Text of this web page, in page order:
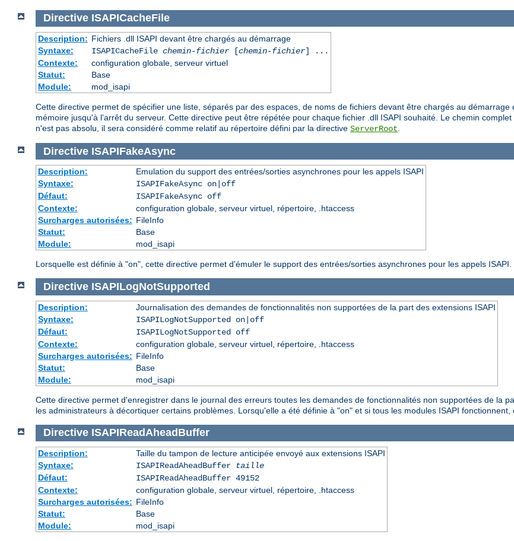
Directive ISAPICacheFile
Description: Fichiers .dll ISAPI devant être chargés au démarrage
Syntaxe:
ISAPICacheFile chemin-fichier[chemin-fichier] ...
Contexte:
configuration globale, serveur virtuel
Statut:
Base
Module:
mod_isapi
Cette directive permet de spécifier une liste, séparés par des espaces, de noms de fichiers devant être chargés au démarrage
mémoire jusqu'à l'arrêt du serveur. Cette directive peut être répétée pour chaque fichier .dll ISAPI souhaité. Le chemin
n'est pas absolu, il sera considéré comme relatif au répertoire défini par la directive ServerRoot
Directive ISAPIFakeAsync
Description:
Emulation du support des entrées/sorties asynchrones pour les appels ISAPI
Syntaxe:
ISAPIFakeAsync on|off
Défaut:
ISAPIFakeAsync off
Contexte:
configuration globale, serveur virtuel, répertoire, .htaccess
Surcharges autorisées: FileInfo
Statut:
Base
Module:
mod_isapi
Lorsquelle est définie à "on", cette directive permet d'émuler le support des entrées/sorties asynchrones pour les appels ISAPI.
Directive ISAPILogNotSupported
Description:
Journalisation des demandes de fonctionnalités non supportées de la part des extensions ISAPI
Syntaxe:
ISAPILogNotSupported on|off
Défaut:
ISAPILogNotSupported off
Contexte:
configuration globale, serveur virtuel, répertoire, .htaccess
Surcharges autorisées: FileInfo
Statut:
Base
Module:
mod_isapi
Cette directive permet d'enregistrer dans le journal des erreurs toutes les demandes de fonctionnalités non supportées de la
les administrateurs à décortiquer certains problèmes. Lorsqu'elle a été définie à "on" et si tous les modules ISAPI fonctionnent,
Directive ISAPIReadAheadBuffer
Description:
Taille du tampon de lecture anticipée envoyé aux extensions ISAPI
Syntaxe:
ISAPIReadAheadBuffer
taille
Défaut:
ISAPIReadAheadBuffer 49152
Contexte:
configuration globale, serveur virtuel, répertoire, .htaccess
Surcharges autorisées: FileInfo
Statut:
Base
Module:
mod_isapi